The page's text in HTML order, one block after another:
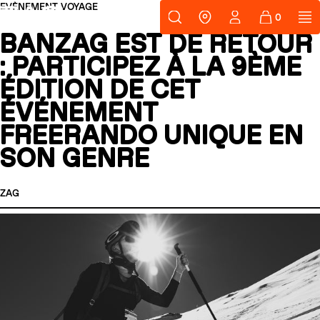
Passer au contenu
RECHERCHES POPULAIRES
Skis freeride Equipement
encore rien
ajouté.
CASQUES
Support
Où nous
Cartes
EVÈNEMENT VOYAGE
BANZAG EST DE RETOUR
: PARTICIPEZ À LA 9ÈME
ÉDITION DE CET
ÉVÉNEMENT
FREERANDO UNIQUE EN
SON GENRE
ZAG